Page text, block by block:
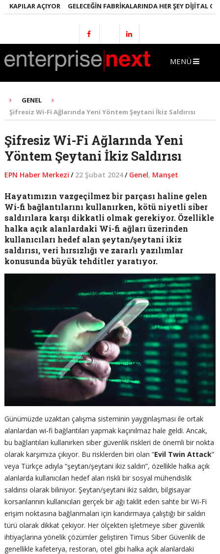
AÇIYOR GELECEĞIN FABRIKALARINDA HER ŞEY DIJITAL
MENÜ
GENEL
Şifresiz Wi-Fi Ağlarında Yeni Yöntem Şeytani İkiz Saldırısı
Şifresiz Wi-Fi Ağlarında Yeni
Yöntem Şeytani İkiz Saldırısı
EPN Haber Merkezi / 22 Şubat 2024/ Genel, Manşet
Hayatımızın vazgeçilmez bir parçası haline gelen
Wi-fi bağlantılarını kullanırken, kötü niyetli siber
saldırılara karşı dikkatli olmak gerekiyor. Özellikle
halka açık alanlardaki Wi-fi ağları üzerinden
kullanıcıları hedef alan şeytan/şeytani ikiz
saldırısı, veri hırsızlığı ve zararlı yazılımlar
konusunda büyük tehditler yaratıyor.
Günümüzde uzaktan çalışma sisteminin yaygınlaşması ile ortak
alanlardan wi-fi bağlantıları yapmak kaçınılmaz hale geldi. Ancak,
bu bağlantıları kullanırken siber güvenlik riskleri de önemli bir nokta
olarak karşımıza çıkıyor. Bu risklerden biri olan “Evil Twin Attack”
veya Türkçe adıyla “şeytan/şeytani ikiz saldırı”, özellikle halka açık
alanlarda kullanıcıları hedef alan riskli bir sosyal mühendislik
saldırısı olarak biliniyor. Şeytan/şeytani ikiz saldırı, bilgisayar
korsanlarının kullanıcıları gerçek bir ağı taklit eden sahte bir Wi-Fi
erişim noktasına bağlanmaları için kandırmaya çalıştığı bir saldırı
türü olarak dikkat çekiyor. Her ölçekten işletmeye siber güvenlik
ihtiyaçlarına yönelik çözümler geliştiren Timus Siber Güvenlik de
genellikle kafeterya, restoran, otel gibi halka açık alanlardaki